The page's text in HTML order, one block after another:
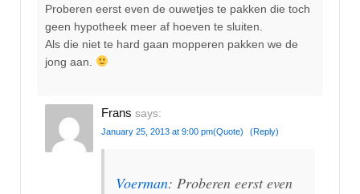
Proberen eerst even de ouwetjes te pakken die toch
geen hypotheek meer af hoeven te sluiten.
Als die niet te hard gaan mopperen pakken we de
jong aan.
Frans says:
January 25, 2013 at 9:00 pm(Quote) (Reply)
Voerman: Proberen eerst even